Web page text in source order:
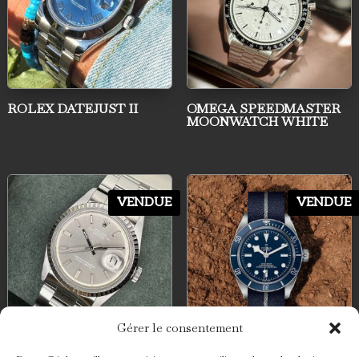
Gérer le consentement
ROLEX DATEJUST II OMEGA SPEEDMASTER
MOONWATCH WHITE
VENDUE VENDUE